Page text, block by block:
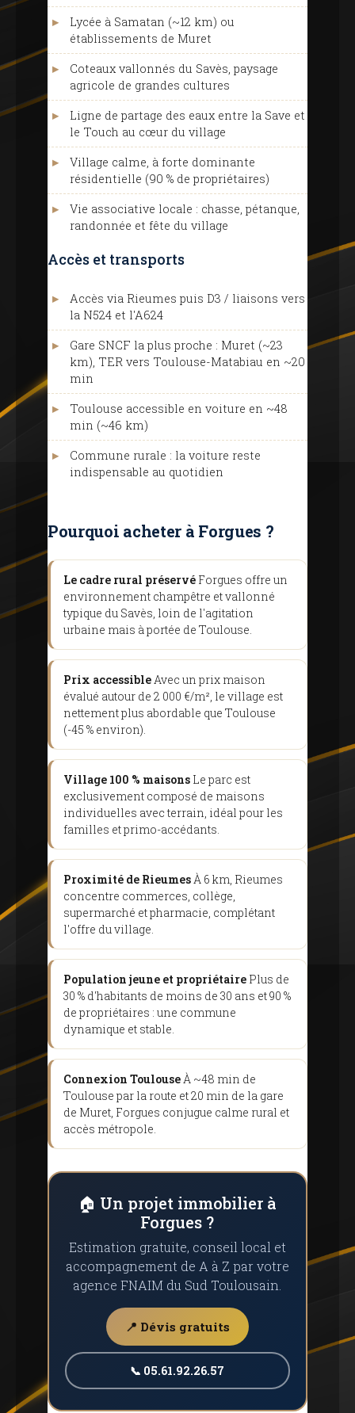
Lycée à Samatan (~12 km) ou
établissements de Muret
Coteaux vallonnés du Savès, paysage
agricole de grandes cultures
Ligne de partage des eaux entre la Save et
le Touch au cœur du village
Village calme, à forte dominante
résidentielle (90 % de propriétaires)
Vie associative locale : chasse, pétanque,
randonnée et fête du village
Accès et transports
Accès via Rieumes puis D3 / liaisons vers
la N524 et l'A624
Gare SNCF la plus proche : Muret (~23
km), TER vers Toulouse-Matabiau en ~20
min
Toulouse accessible en voiture en ~48
min (~46 km)
Commune rurale : la voiture reste
indispensable au quotidien
Pourquoi acheter à Forgues ?
Le cadre rural préservé Forgues offre un
environnement champêtre et vallonné
typique du Savès, loin de l'agitation
urbaine mais à portée de Toulouse.
Prix ​​accessibleAvec un prix maison
évalué autour de 2 000 €/m², le village est
nettement plus abordable que Toulouse
(-45 % environ).
Village 100 % maisons Le parc est
exclusivement composé de maisons
individuelles avec terrain, idéal pour les
familles et primo-accédants.
Proximité de RieumesÀ 6 km, Rieumes
concentre commerces, collège,
supermarché et pharmacie, complétant
l'offre du village.
Population jeune et propriétaire Plus de
30 % d'habitants de moins de 30 ans et 90 %
de propriétaires : une commune
dynamique et stable.
Connexion ToulouseÀ ~48 min de
Toulouse par la route et 20 min de la gare
de Muret, Forgues conjugue calme rural et
accès métropole.
🏠 Un projet immobilier à
Forgues ?
Estimation gratuite, conseil local et
accompagnement de A à Z par votre
agence FNAIM du Sud Toulousain.
📍 Dévis gratuits
📞 05.61.92.26.57